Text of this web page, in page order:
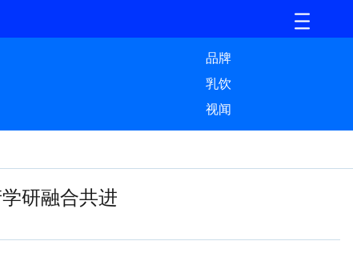
品牌
乳饮
视闻
研融合共进